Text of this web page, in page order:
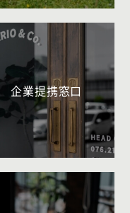
企業提携窓口